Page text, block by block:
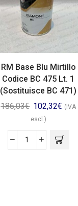
RM Base Blu Mirtillo
Codice BC 475 Lt. 1
(Sostituisce BC 471)
186,03€ 102,32€ (IVA
escl.)